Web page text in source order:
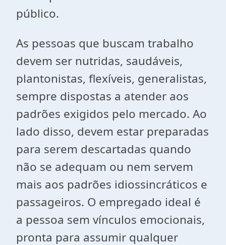
público.
As pessoas que buscam trabalho
devem ser nutridas, saudáveis,
plantonistas, flexíveis, generalistas,
sempre dispostas a atender aos
padrões exigidos pelo mercado. Ao
lado disso, devem estar preparadas
para serem descartadas quando
não se adequam ou nem servem
mais aos padrões idiossincráticos e
passageiros. O empregado ideal é
a pessoa sem vínculos emocionais,
pronta para assumir qualquer